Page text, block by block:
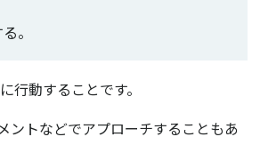
。
行動することです。
ントなどでアプローチすることもあ